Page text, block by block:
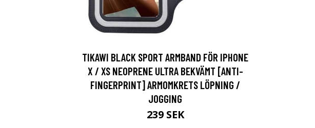
TIKAWI BLACK SPORT ARMBAND FÖR IPHONE
X / XS NEOPRENE ULTRA BEKVÄMT [ANTI-
FINGERPRINT] ARMOMKRETS LÖPNING /
JOGGING
239 SEK